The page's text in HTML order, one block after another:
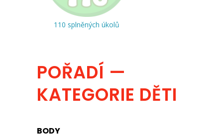
110 splněných úkolů
POŘADÍ —
KATEGORIE DĚTI
BODY